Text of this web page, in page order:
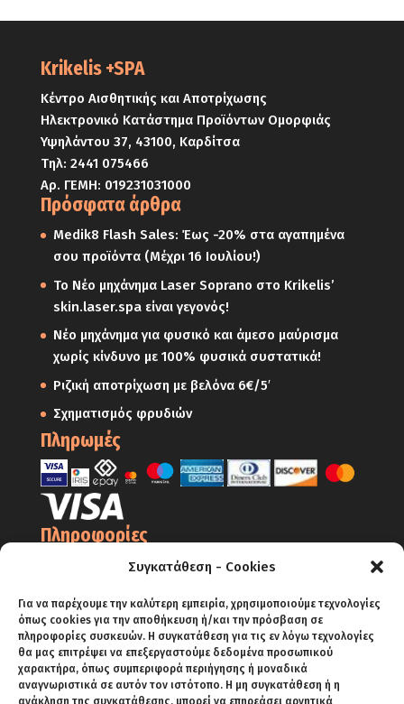
Συγκατάθεση - Cookies
Για να παρέχουμε την καλύτερη εμπειρία, χρησιμοποιούμε τεχνολογίες
όπως cookies για την αποθήκευση ή/και την πρόσβαση σε
πληροφορίες συσκευών. Η συγκατάθεση για τις εν λόγω τεχνολογίες
θα μας επιτρέψει να επεξεργαστούμε δεδομένα προσωπικού
χαρακτήρα, όπως συμπεριφορά περιήγησης ή μοναδικά
αναγνωριστικά σε αυτόν τον ιστότοπο. Η μη συγκατάθεση ή η
ανάκληση της συγκατάθεσης, μπορεί να επηρεάσει αρνητικά
Krikelis +SPA
Κέντρο Αισθητικής και Αποτρίχωσης
Ηλεκτρονικό Κατάστημα Προϊόντων Ομορφιάς
Υψηλάντου 37, 43100, Καρδίτσα
Τηλ: 2441 075466
Αρ. ΓΕΜΗ: 019231031000
Πρόσφατα άρθρα
Medik8 Flash Sales: Έως -20% στα αγαπημένα
σου προϊόντα (Μέχρι 16 Ιουλίου!)
Το Νέο μηχάνημα Laser Soprano στο Krikelis’
skin.laser.spa είναι γεγονός!
Νέο μηχάνημα για φυσικό και άμεσο μαύρισμα
χωρίς κίνδυνο με 100% φυσικά συστατικά!
Ριζική αποτρίχωση με βελόνα 6€/5′
Σχηματισμός φρυδιών
Πληρωμές
Πληροφορίες
Ο Λογαριασμός μου
Πολιτική Απορρήτου – Cookies
Πολιτική Επιστροφών
Αποστολές